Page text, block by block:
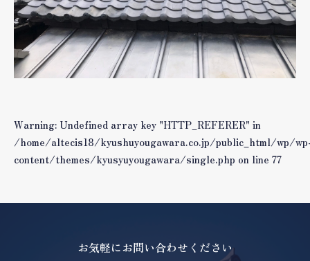
Warning: Undefined array key "HTTP_REFERER" in
/home/altecis18/kyushuyougawara.co.jp/public_html/wp/
content/themes/kyusyuyougawara/single.php on line 77
お気軽にお問い合わせください